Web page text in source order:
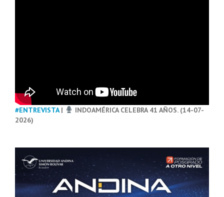
#ENTREVISTA|
INDOAMÉRICA CELEBRA 41 AÑOS. (14-07-
2026)